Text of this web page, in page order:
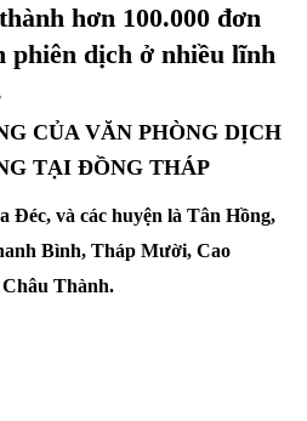
hơn 100.000 đơn
phiên dịch ở nhiều lĩnh
CỦA VĂN PHÒNG DỊCH
TẠI ĐỒNG THÁP
Đéc, và các huyện là Tân Hồng,
Bình, Tháp Mười, Cao
Thành.